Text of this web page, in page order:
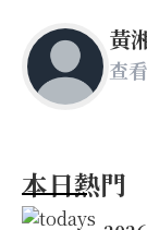
黃
查
本日熱門